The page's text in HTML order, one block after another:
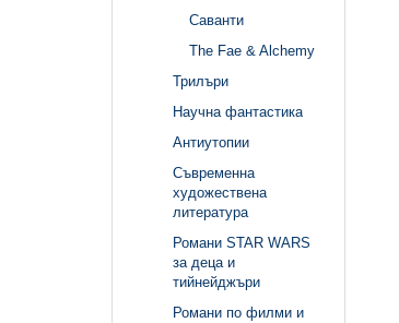
Саванти
The Fae & Alchemy
Трилъри
Научна фантастика
Антиутопии
Съвременна
художествена
литература
Романи STAR WARS
за деца и
тийнейджъри
Романи по филми и